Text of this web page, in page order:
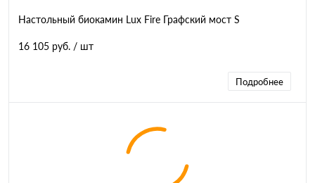
Настольный биокамин Lux Fire Графский мост S
16 105 руб. / шт
Подробнее